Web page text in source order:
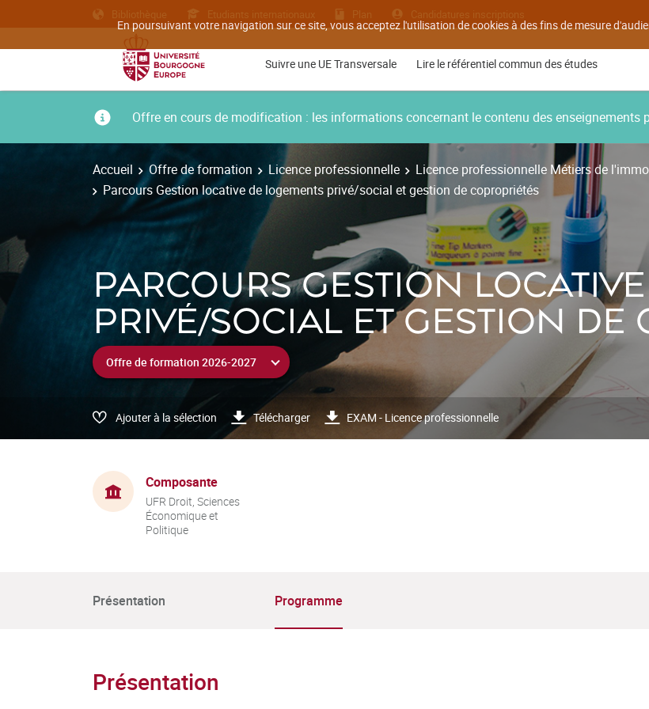
En poursuivant votre navigation sur ce site, vous acceptez l'utilisation de cookies à des fins de mesure
Bibliothèque Etudiants internationaux Plan Candidatures inscriptions
Suivre une UE Transversale Lire le référentiel commun des études
Offre en cours de modification : les informations concernant le contenu des enseignements
Accueil Offre de formation Licence professionnelle
Licence professionnelle Métiers de
Parcours Gestion locative de logements privé/social et gestion de copropriétés
PARCOURS GESTION
PRIVÉ/SOCIAL ET GESTION DE
Ajouter à la sélection Télécharger EXAM - Licence professionnelle
Composante
UFR Droit, Sciences
Économique et
Politique
Présentation Programme
Présentation